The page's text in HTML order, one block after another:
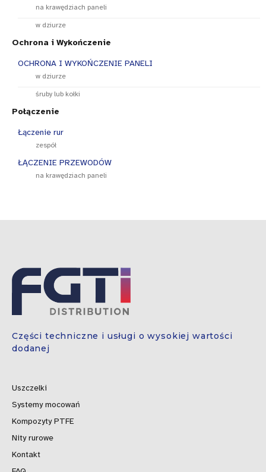
na krawędziach paneli
w dziurze
Ochrona i Wykończenie
OCHRONA I WYKOŃCZENIE PANELI
w dziurze
śruby lub kołki
Połączenie
Łączenie rur
zespół
ŁĄCZENIE PRZEWODÓW
na krawędziach paneli
Części techniczne i usługi o wysokiej wartości
dodanej
Uszczelki
Systemy mocowań
Kompozyty PTFE
Nity rurowe
Kontakt